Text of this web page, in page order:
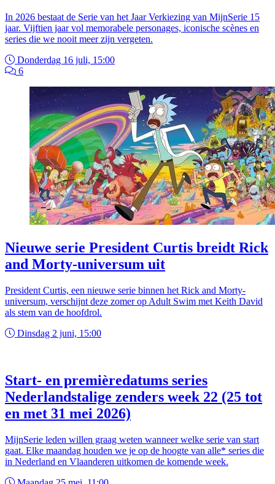
In 2026 bestaat de Serie van het Jaar Verkiezing van MijnSerie 15
jaar. Vijftien jaar vol memorabele personages, iconische scènes en
series die we nooit meer zijn vergeten.
Donderdag 16 juli, 15:00
6
Nieuwe serie President Curtis breidt Rick
and Morty-universum uit
President Curtis, een nieuwe serie binnen het Rick and Morty-
universum, verschijnt deze zomer op Adult Swim met Keith David
als stem van de hoofdrol.
Dinsdag 2 juni, 15:00
Start- en premièredatums series
Nederlandstalige zenders week 22 (25 tot
en met 31 mei 2026)
MijnSerie leden willen graag weten wanneer welke serie van start
gaat. Elke maandag houden we je op de hoogte van alle* series die
in Nederland en Vlaanderen uitkomen de komende week.